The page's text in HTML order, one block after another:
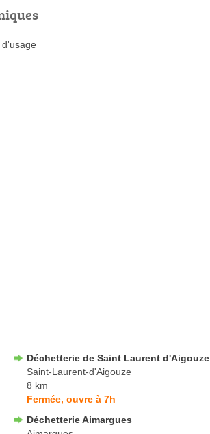
Déchetterie de Saint Laurent d'Aigouze
Saint-Laurent-d'Aigouze
8 km
Fermée, ouvre à 7h
Déchetterie Aimargues